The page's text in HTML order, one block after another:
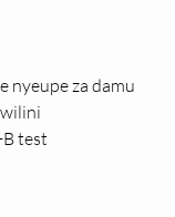
nyeupe za damu
test